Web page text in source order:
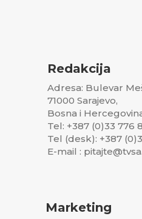
Redakcija
Adresa: Bulevar
71000 Sarajevo,
Bosna i
Tel: +387 (0)33 776
Tel (desk): +387
E-mail :
Marketing